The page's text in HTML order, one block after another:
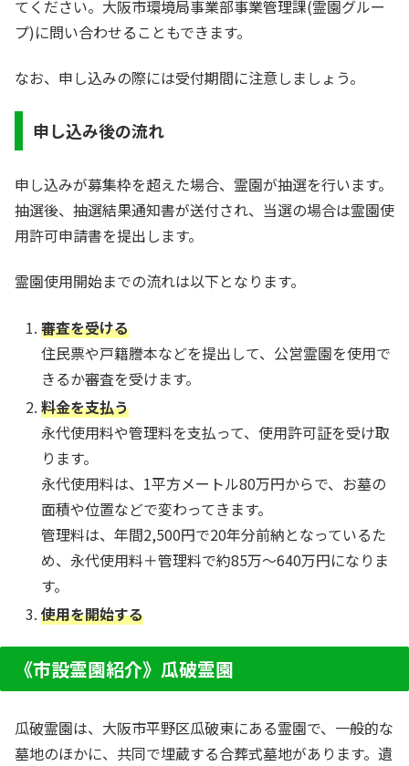
てください。大阪市環境局事業部事業管理課(霊園グルー
プ)に問い合わせることもできます。
なお、申し込みの際には受付期間に注意しましょう。
申し込み後の流れ
申し込みが募集枠を超えた場合、霊園が抽選を行います。
抽選後、抽選結果通知書が送付され、当選の場合は霊園使
用許可申請書を提出します。
霊園使用開始までの流れは以下となります。
審査を受ける
住民票や戸籍謄本などを提出して、公営霊園を使用で
きるか審査を受けます。
料金を支払う
永代使用料や管理料を支払って、使用許可証を受け取
ります。
永代使用料は、1平方メートル80万円からで、お墓の
面積や位置などで変わってきます。
管理料は、年間2,500円で20年分前納となっているた
め、永代使用料＋管理料で約85万～640万円になりま
す。
使用を開始する
《市設霊園紹介》瓜破霊園
瓜破霊園は、大阪市平野区瓜破東にある霊園で、一般的な
墓地のほかに、共同で埋蔵する合葬式墓地があります。遺